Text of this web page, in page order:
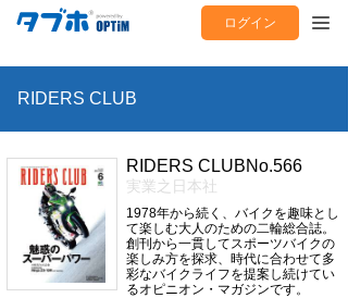
ログイン
RIDERS CLUB
RIDERS CLUBNo.566
実業之日本社
1978年から続く、バイクを趣味とし
て楽しむ大人のための二輪総合誌。
創刊から一貫してスポーツバイクの
楽しみ方を探求、時代に合わせて多
彩なバイクライフを提案し続けてい
るオピニオン・マガジンです。